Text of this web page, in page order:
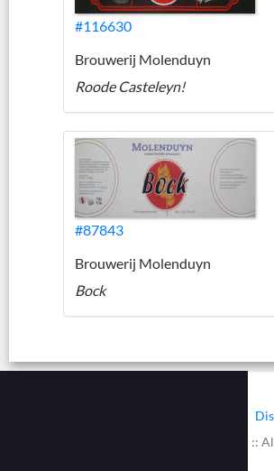
#116630
Brouwerij Molenduyn
Roode Casteleyn!
#87843
Brouwerij Molenduyn
Bock
© 2002 - 2026 :: www.bieretiketten.nl ::